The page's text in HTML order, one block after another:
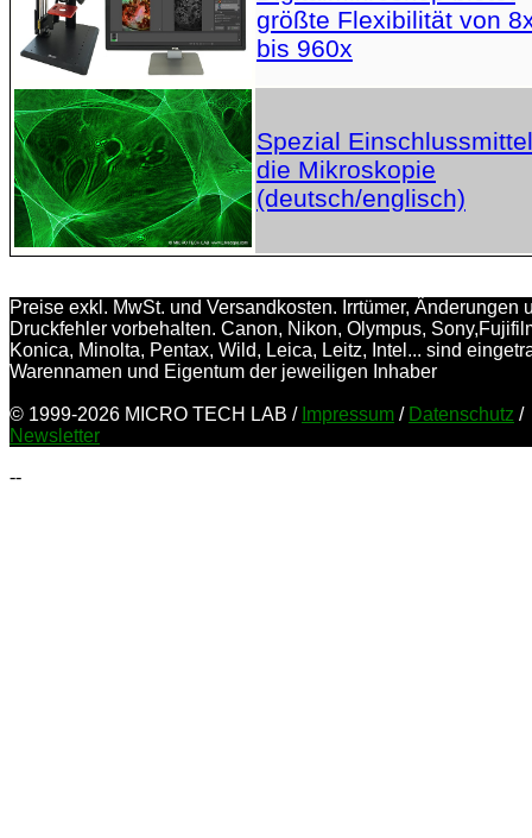
größte Flexibilität von
bis 960x
Spezial
die Mikroskopie
(deutsch/englisch)
Preise exkl. MwSt. und Versandkosten. Irrtümer, Änderungen
Druckfehler vorbehalten. Canon, Nikon, Olympus,
Konica, Minolta, Pentax, Wild, Leica, Leitz, Intel... sind
Warennamen und Eigentum der jeweiligen Inhaber
© 1999-2026 MICRO TECH LAB / Impressum / Datenschutz /
Newsletter
--